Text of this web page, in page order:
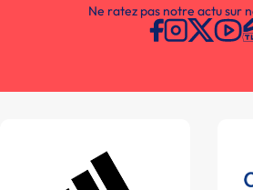
Ne ratez pas notre actu sur